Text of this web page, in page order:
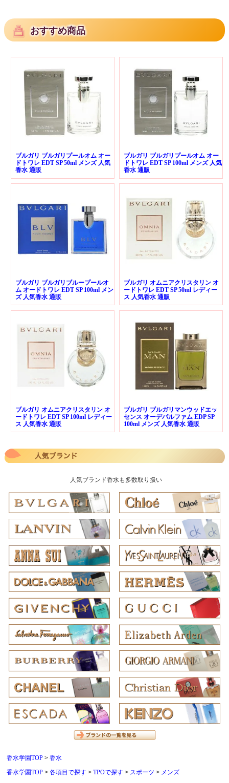
おすすめ商品
ブルガリ ブルガリプールオム オー
ドトワレ EDT SP 50ml メンズ 人気
香水 通販
ブルガリ ブルガリプールオム オー
ドトワレ EDT SP 100ml メンズ 人気
香水 通販
ブルガリ ブルガリブループールオ
ム オードトワレ EDT SP 100ml メン
ズ 人気香水 通販
ブルガリ オムニアクリスタリン オ
ードトワレ EDT SP 50ml レディー
ス 人気香水 通販
ブルガリ オムニアクリスタリン オ
ードトワレ EDT SP 100ml レディー
ス 人気香水 通販
ブルガリ ブルガリマンウッドエッ
センス オーデパルファム EDP SP
100ml メンズ 人気香水 通販
人気ブランド香水も多数取り扱い
香水学園TOP
香水
香水学園TOP
各項目で探す TPOで探す スポーツ
メンズ